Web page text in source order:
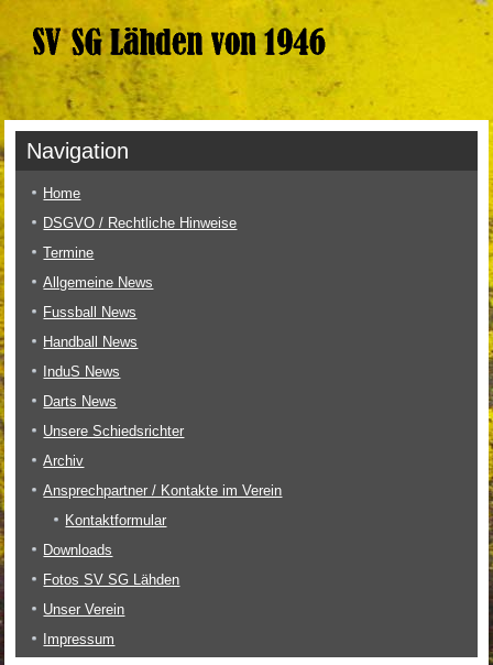
Navigation
Home
DSGVO / Rechtliche Hinweise
Termine
Allgemeine News
Fussball News
Handball News
InduS News
Darts News
Unsere Schiedsrichter
Archiv
Ansprechpartner / Kontakte im Verein
Kontaktformular
Downloads
Fotos SV SG Lähden
Unser Verein
Impressum